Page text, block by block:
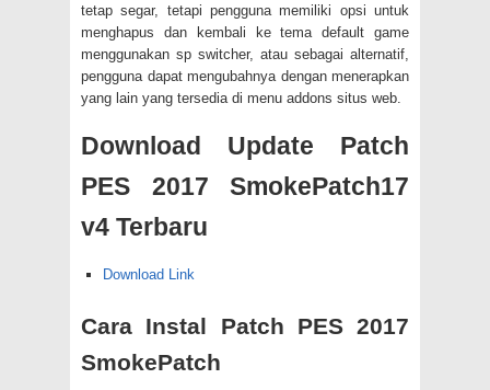
tetap segar, tetapi pengguna memiliki opsi untuk
menghapus dan kembali ke tema default game
menggunakan sp switcher, atau sebagai alternatif,
pengguna dapat mengubahnya dengan menerapkan
yang lain yang tersedia di menu addons situs web.
Download Update Patch
PES 2017 SmokePatch17
v4 Terbaru
Download Link
Cara Instal Patch PES 2017
SmokePatch